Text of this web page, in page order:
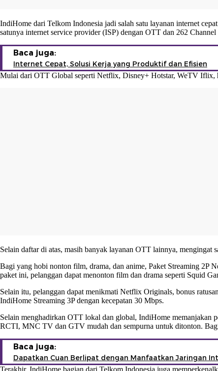
IndiHome dari Telkom Indonesia jadi salah satu layanan internet
satunya internet service provider (ISP) dengan OTT dan 262
Baca juga:
Internet Cepat, Solusi Kerja yang Produktif dan Efisien
Mulai dari OTT Global seperti Netflix, Disney+ Hotstar, WeTV Iflix,
Selain daftar di atas, masih banyak layanan OTT lainnya,
Bagi yang hobi nonton film, drama, dan anime, Paket Streaming
paket ini, pelanggan dapat menonton film dan drama seperti Squid
Selain itu, pelanggan dapat menikmati Netflix Originals, bonus
IndiHome Streaming 3P dengan kecepatan 30 Mbps.
Selain menghadirkan OTT lokal dan global, IndiHome memanjakan
RCTI, MNC TV dan GTV mudah dan sempurna untuk ditonton.
Baca juga:
Dapatkan Cuan Berlipat dengan Manfaatkan Jaringan
Terakhir, IndiHome bagian dari Telkom Indonesia juga